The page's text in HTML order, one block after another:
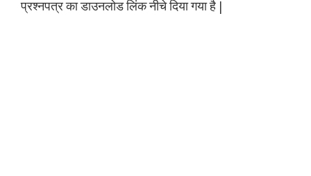
प्रश्नपत्र का डाउनलोड लिंक नीचे दिया गया है |